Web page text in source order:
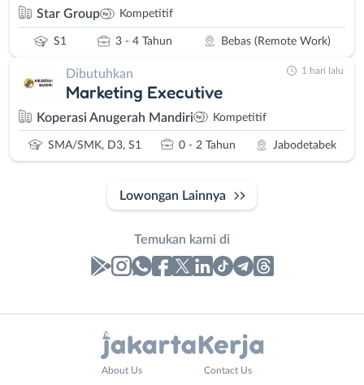
Star Group Kompetitif
S1 3 - 4 Tahun Bebas (Remote Work)
Dibutuhkan
Marketing Executive
Koperasi Anugerah Mandiri Kompetitif
SMA/SMK, D3, S1 0 - 2 Tahun Jabodetabek
1 hari lalu
Lowongan Lainnya
Temukan kami di
About Us Contact Us